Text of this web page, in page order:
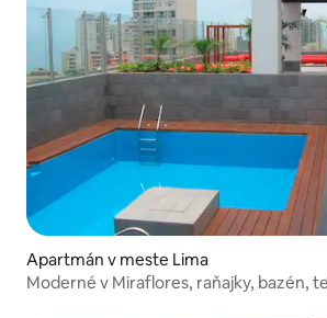
Apartmán v meste Lima
Moderné v Miraflores, raňajky, bazén,